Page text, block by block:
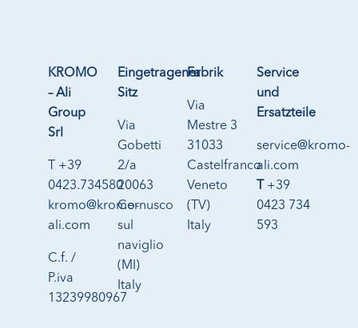
KROMO
– Ali
Group
Srl
T +39
0423.734580
kromo@kromo-
ali.com
C.f. /
P.iva
13239980967
Eingetragener
Sitz
Via
Gobetti
2/a
20063
Cernusco
sul
naviglio
(MI)
Italy
Fabrik
Via
Mestre 3
31033
Castelfranco
Veneto
(TV)
Italy
Service
und
Ersatzteile
service@kromo-
ali.com
T +39
0423 734
593